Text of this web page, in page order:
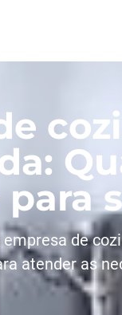
de
atender as